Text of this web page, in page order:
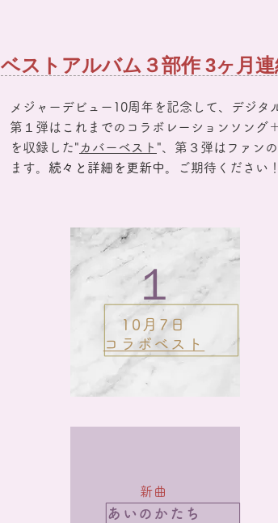
3ヶ月
ベストアルバム３部作
メジャーデビュー10周年を記念して、デジタ
第１弾はこれまでのコラボレーションソング
を収録した" カバーベスト "、第３弾はファン
ます。 続々と詳細を更新中。 ご期待ください！
10月7日
コラボベスト
１
新曲
あいのかたち